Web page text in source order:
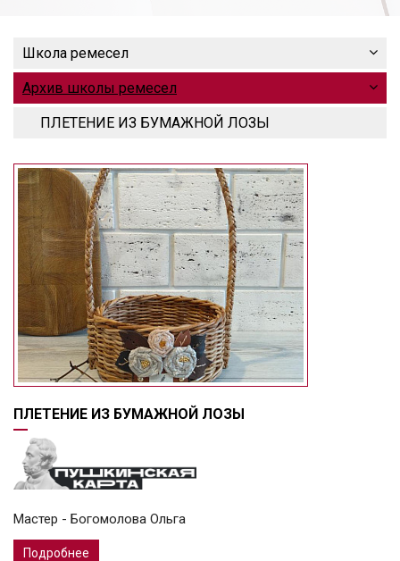
Школа ремесел
Архив школы ремесел
ПЛЕТЕНИЕ ИЗ БУМАЖНОЙ ЛОЗЫ
ПЛЕТЕНИЕ ИЗ БУМАЖНОЙ ЛОЗЫ
Мастер - Богомолова Ольга
Подробнее